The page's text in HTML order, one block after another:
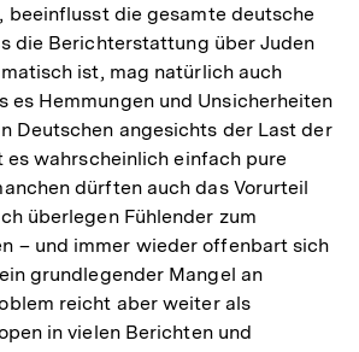
die gesamte deutsche
die Berichterstattung über Juden
ist, mag natürlich auch
es Hemmungen und Unsicherheiten
Deutschen angesichts der Last der
wahrscheinlich einfach pure
dürften auch das Vorurteil
überlegen Fühlender zum
– und immer wieder offenbart sich
grundlegender Mangel an
reicht aber weiter als
in vielen Berichten und